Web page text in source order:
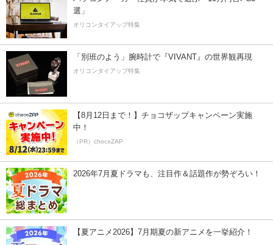
選」
オリコンタイアップ特集
「別班のよう」腕時計で『VIVANT』の世界観再現
オリコンタイアップ特集
【8月12日まで！】チョコザップキャンペーン実施
中！
（PR）chocoZAP
2026年7月夏ドラマも、注目作＆話題作が勢ぞろい！
【夏アニメ2026】7月期夏の新アニメを一挙紹介！